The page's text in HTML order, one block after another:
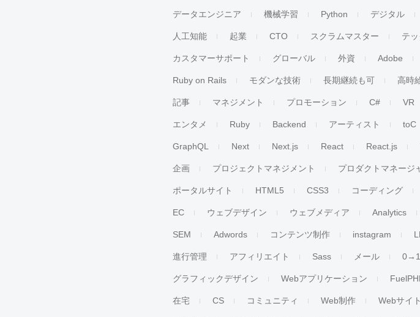
データエンジニア 機械学習 Python デジタル
人工知能 起業 CTO スクラムマスター テ
カスタマーサポート グローバル 外資 Adobe
Ruby on Rails モダンな技術 長期継続も可 高時
記事 マネジメント プロモーション C# VR
エンタメ Ruby Backend アーティスト toC
GraphQL Next Next.js React React.js
企画 プロジェクトマネジメント プロダクトマネージ
ポータルサイト HTML5 CSS3 コーディング
EC ウェブデザイン ウェブメディア Analytics
SEM Adwords コンテンツ制作 instagram
進行管理 アフィリエイト Sass メール 0→1
グラフィックデザイン Webアプリケーション
在宅 CS コミュニティ Web制作 Webサイト